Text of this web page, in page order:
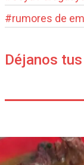
#rumores de
Déjanos